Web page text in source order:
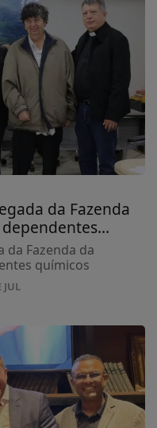
da Fazenda
da Fazenda da
químicos
JUL